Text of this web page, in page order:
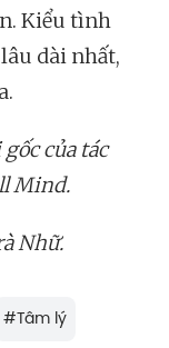
Kiểu tình
dài nhất,
của tác
Mind.
Nhữ.
#Tâm lý